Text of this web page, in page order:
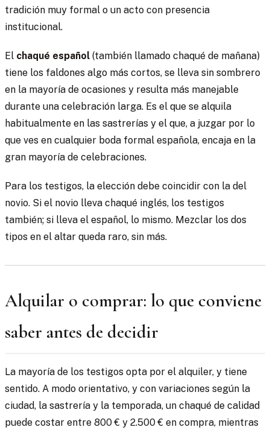
tradición muy formal o un acto con presencia
institucional.
El chaqué español (también llamado chaqué de mañana)
tiene los faldones algo más cortos, se lleva sin sombrero
en la mayoría de ocasiones y resulta más manejable
durante una celebración larga. Es el que se alquila
habitualmente en las sastrerías y el que, a juzgar por lo
que ves en cualquier boda formal española, encaja en la
gran mayoría de celebraciones.
Para los testigos, la elección debe coincidir con la del
novio. Si el novio lleva chaqué inglés, los testigos
también; si lleva el español, lo mismo. Mezclar los dos
tipos en el altar queda raro, sin más.
Alquilar o comprar: lo que conviene
saber antes de decidir
La mayoría de los testigos opta por el alquiler, y tiene
sentido. A modo orientativo, y con variaciones según la
ciudad, la sastrería y la temporada, un chaqué de calidad
puede costar entre 800 € y 2.500 € en compra, mientras